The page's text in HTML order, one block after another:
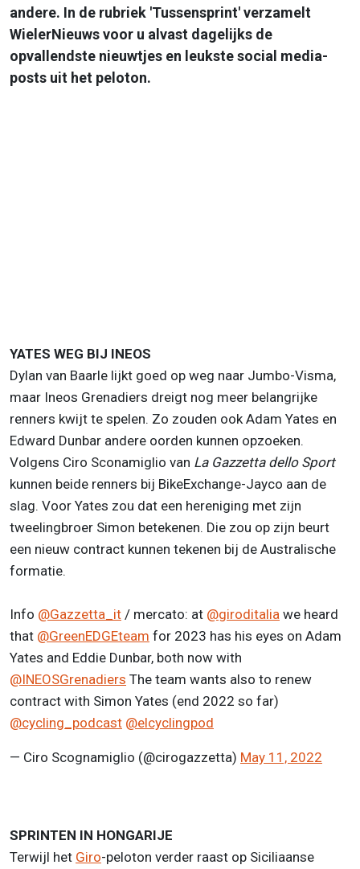
andere. In de rubriek 'Tussensprint' verzamelt
WielerNieuws voor u alvast dagelijks de
opvallendste nieuwtjes en leukste social media-
posts uit het peloton.
YATES WEG BIJ INEOS
Dylan van Baarle lijkt goed op weg naar Jumbo-Visma,
maar Ineos Grenadiers dreigt nog meer belangrijke
renners kwijt te spelen. Zo zouden ook Adam Yates en
Edward Dunbar andere oorden kunnen opzoeken.
Volgens Ciro Sconamiglio van La Gazzetta dello Sport
kunnen beide renners bij BikeExchange-Jayco aan de
slag. Voor Yates zou dat een hereniging met zijn
tweelingbroer Simon betekenen. Die zou op zijn beurt
een nieuw contract kunnen tekenen bij de Australische
formatie.
Info @Gazzetta_it / mercato: at @giroditalia we heard
that @GreenEDGEteam for 2023 has his eyes on Adam
Yates and Eddie Dunbar, both now with
@INEOSGrenadiers The team wants also to renew
contract with Simon Yates (end 2022 so far)
@cycling_podcast @elcyclingpod
— Ciro Scognamiglio (@cirogazzetta) May 11, 2022
SPRINTEN IN HONGARIJE
Terwijl het Giro-peloton verder raast op Siciliaanse